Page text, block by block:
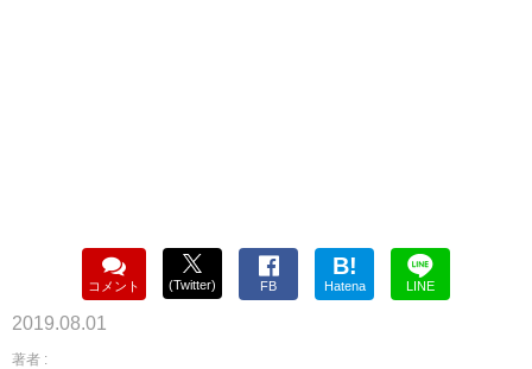
コメント (Twitter) FB
B!
Hatena LINE
2019.08.01
著者 :